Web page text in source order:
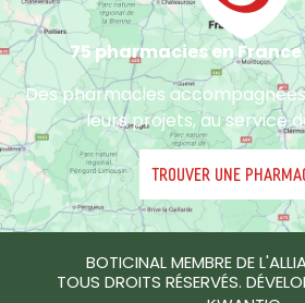
75 pharmacies en France
Des pharmacies
leurs projets, au service
TROUVER UNE
BOTICINAL MEMBRE DE
TOUS DROITS RÉSERVÉS.